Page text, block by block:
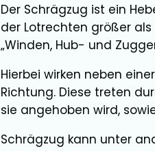
Der Schrägzug ist ein
der Lotrechten größer
„Winden, Hub- und
Hierbei wirken neben einer
Richtung. Diese treten
sie angehoben wird,
Schrägzug kann unter